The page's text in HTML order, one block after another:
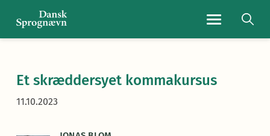
Et skræddersyet kommakursus
11.10.2023